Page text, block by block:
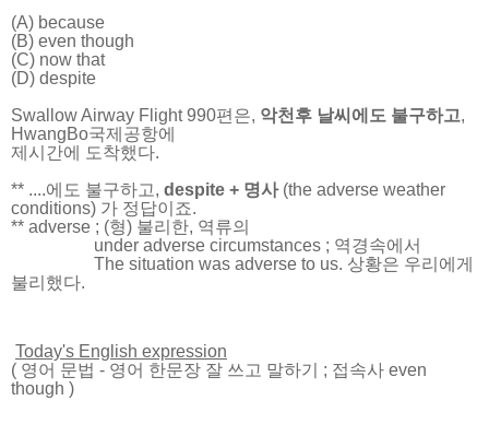
(A) because
(B) even though
(C) now that
(D) despite
Swallow Airway Flight 990편은, 악천후 날씨에도 불구하고,
HwangBo국제공항에
제시간에 도착했다.
** ....에도 불구하고, despite + 명사(the adverse weather
conditions) 가 정답이죠.
** adverse ; (형) 불리한, 역류의
under adverse circumstances ; 역경속에서
The situation was adverse to us. 상황은 우리에게
불리했다.
Today's English expression
( 영어 문법 - 영어 한문장 잘 쓰고 말하기
; 접속사 even
though )